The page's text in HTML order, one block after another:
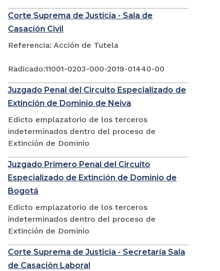
Corte Suprema de Justicia - Sala de
Casación Civil
Referencia: Acción de Tutela
Radicado:11001-0203-000-2019-01440-00
Juzgado Penal del Circuito Especializado de
Extinción de Dominio de Neiva
Edicto emplazatorio de los terceros
indeterminados dentro del proceso de
Extinción de Dominio
Juzgado Primero Penal del Circuito
Especializado de Extinción de Dominio de
Bogotá
Edicto emplazatorio de los terceros
indeterminados dentro del proceso de
Extinción de Dominio
Corte Suprema de Justicia - Secretaría Sala
de Casación Laboral